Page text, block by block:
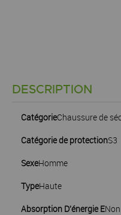
DESCRIPTION
CatégorieChaussure de
Catégorie de protectionS3
SexeHomme
TypeHaute
Absorption D'énergie ENon